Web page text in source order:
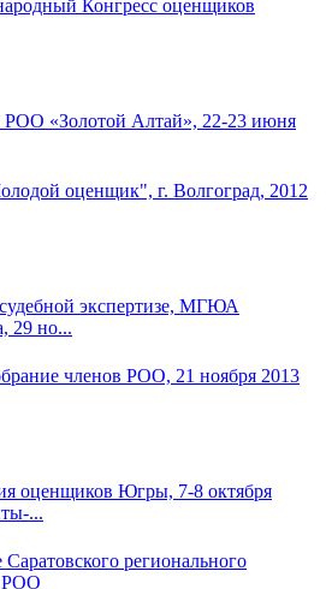
«Золотой Алтай», 22-23 июня
экспертизе, МГЮА
29 но...
оценщиков Югры, 7-8 октября
...